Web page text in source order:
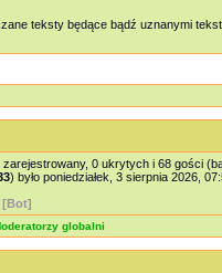
teksty będące bądź uznanymi
0 ukrytych i 68 gości
) było poniedziałek, 3 sierpnia 2026,
[Bot]
globalni